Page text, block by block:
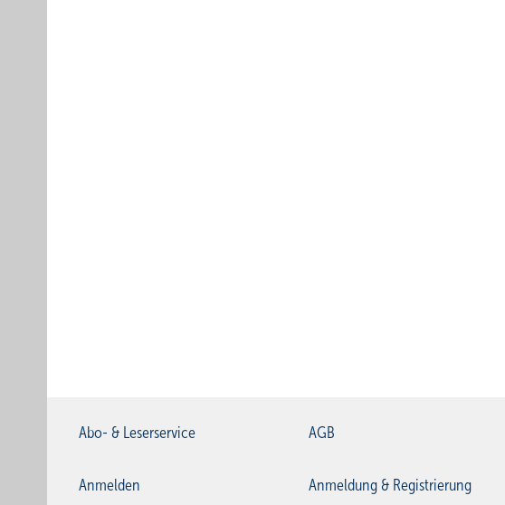
Abo- & Leserservice AGB
Anmelden Anmeldung & Registrierung